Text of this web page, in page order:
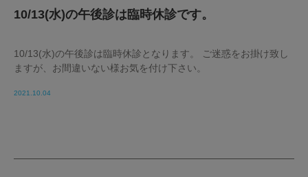
10/13(水)の午後診は臨時休診です。
10/13(水)の午後診は臨時休診となります。 ご迷惑をお掛け致し
ますが、お間違いない様お気を付け下さい。
2021.10.04